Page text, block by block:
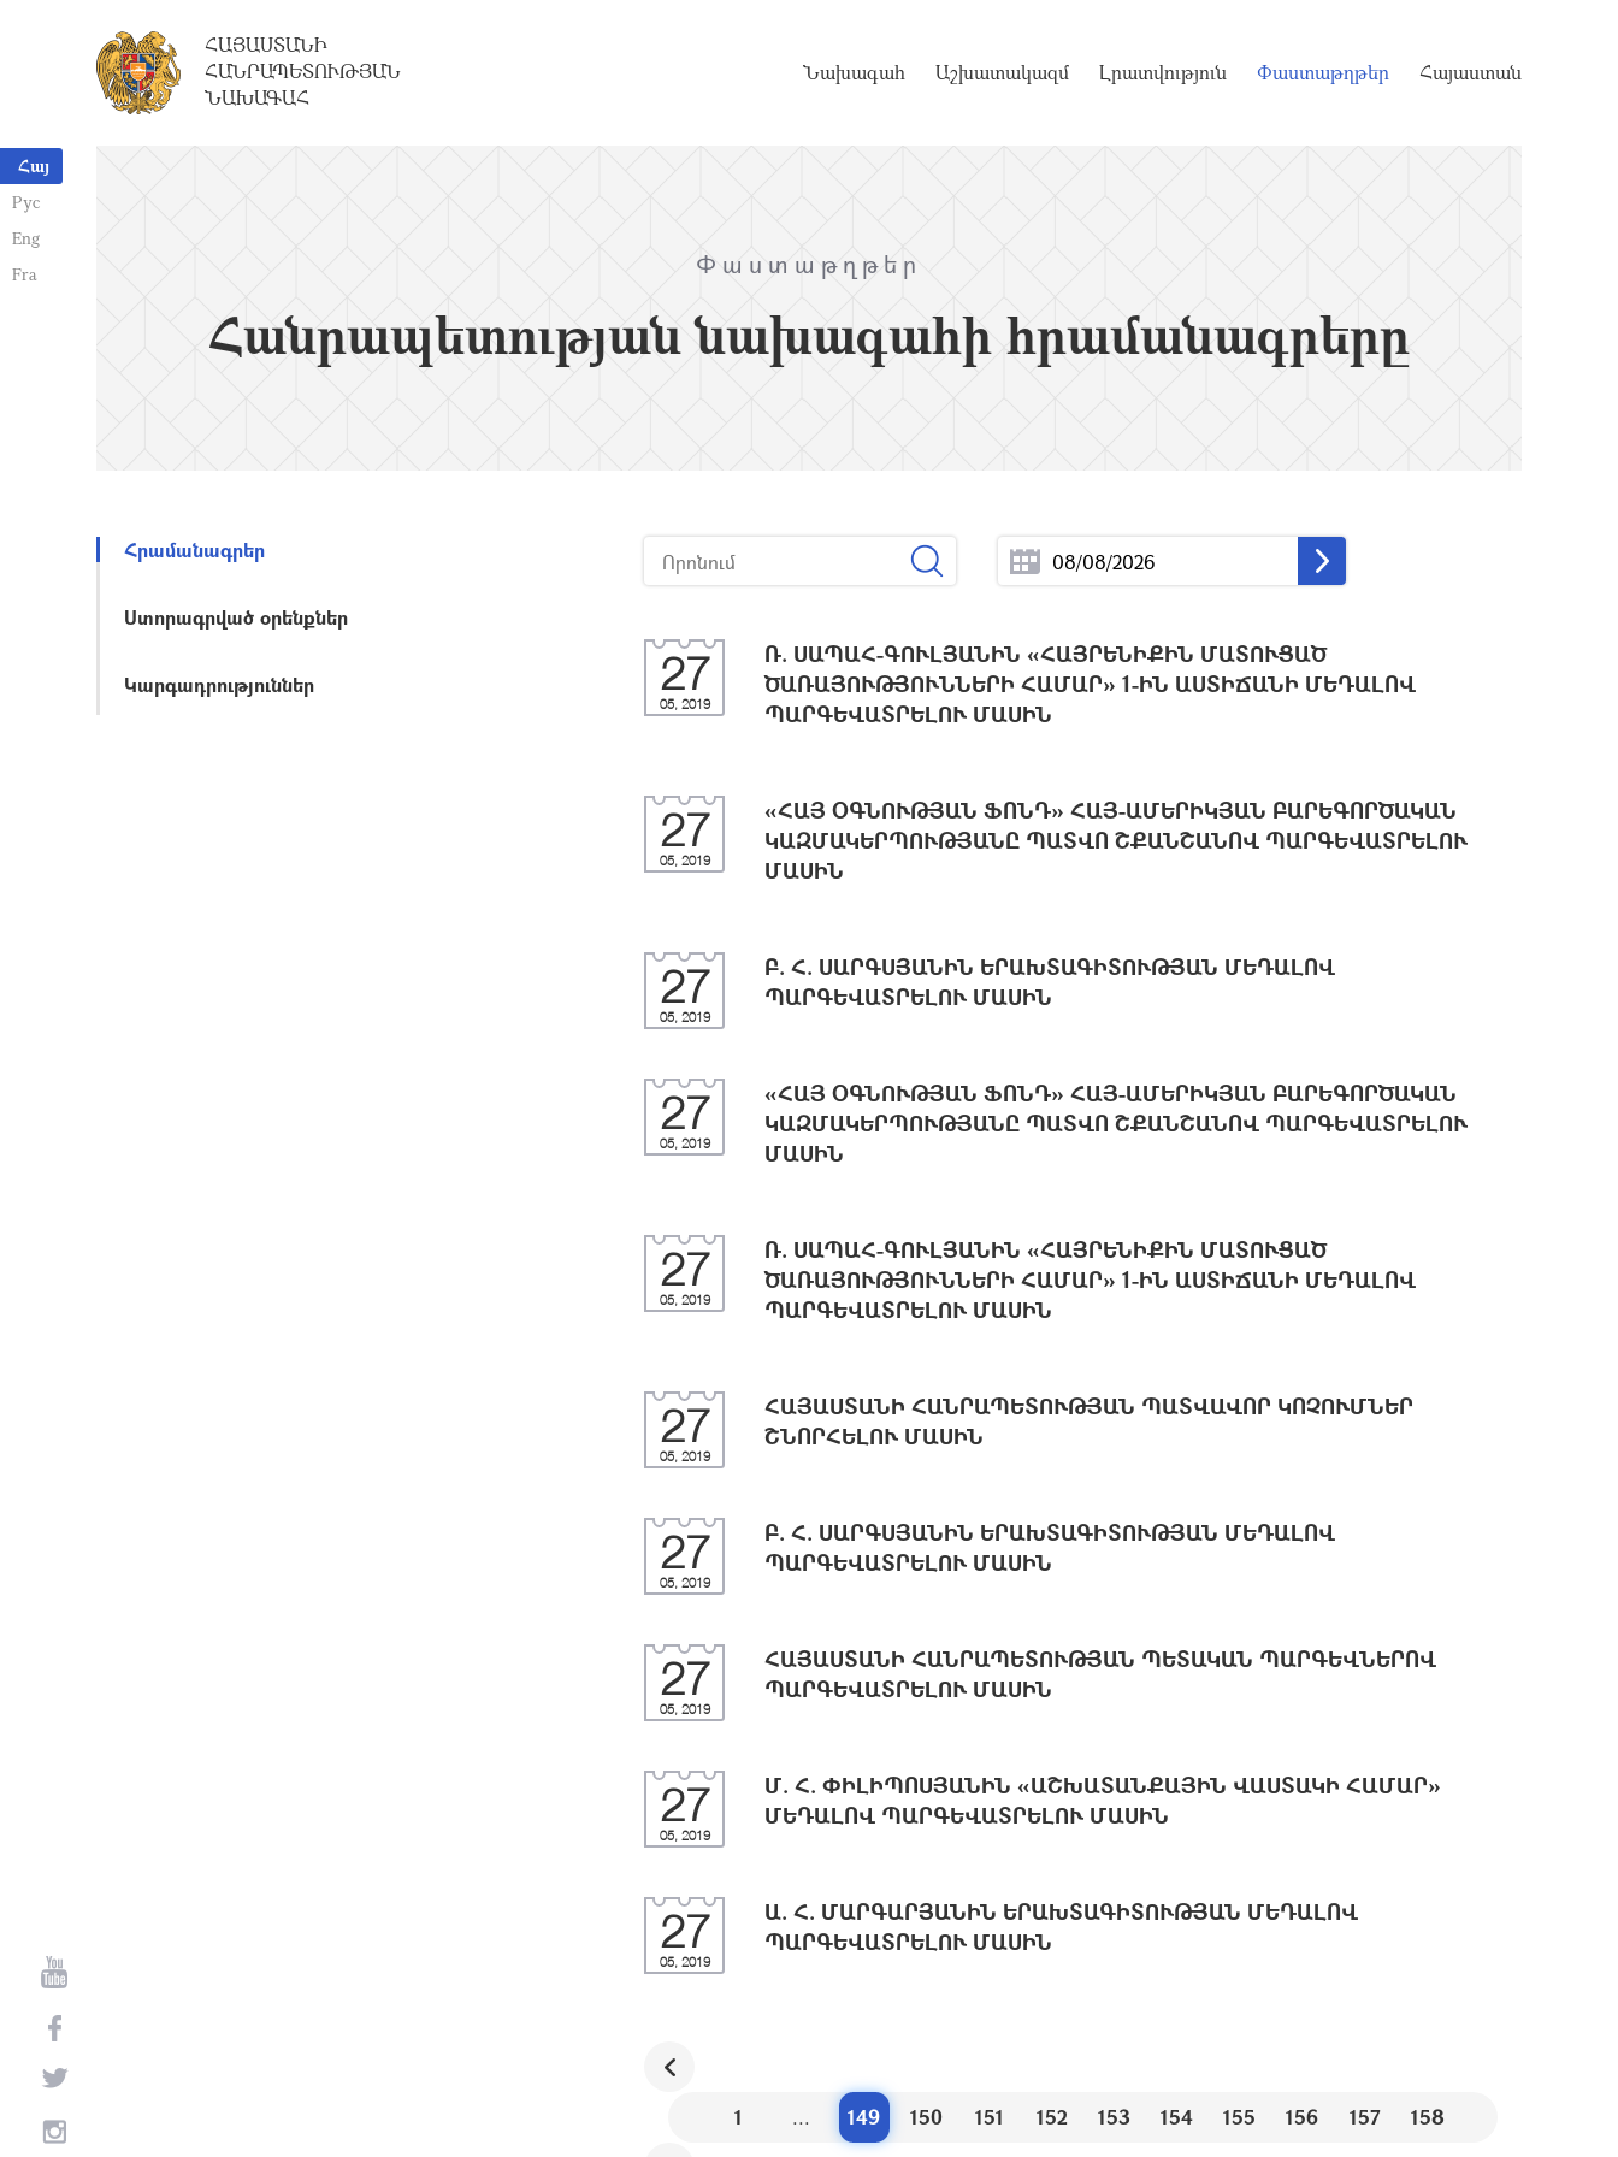
Հայ
Рус
Eng
Fra
ՀԱՅԱՍՏԱՆԻ
ՀԱՆՐԱՊԵՏՈՒԹՅԱՆ
ՆԱԽԱԳԱՀ
Նախագահ Աշխատակազմ Լրատվություն Փաստաթղթեր Հայաստան
Փաստաթղթեր
Հանրապետության նախագահի հրամանագրերը
Հրամանագրեր
Ստորագրված օրենքներ
Կարգադրություններ 27
05, 2019
Ռ. ՍԱՊԱՀ-ԳՈՒԼՅԱՆԻՆ «ՀԱՅՐԵՆԻՔԻՆ ՄԱՏՈՒՑԱԾ
ԾԱՌԱՅՈՒԹՅՈՒՆՆԵՐԻ ՀԱՄԱՐ» 1-ԻՆ ԱՍՏԻՃԱՆԻ ՄԵԴԱԼՈՎ
ՊԱՐԳԵՎԱՏՐԵԼՈՒ ՄԱՍԻՆ
27
05, 2019
«ՀԱՅ ՕԳՆՈՒԹՅԱՆ ՖՈՆԴ» ՀԱՅ-ԱՄԵՐԻԿՅԱՆ ԲԱՐԵԳՈՐԾԱԿԱՆ
ԿԱԶՄԱԿԵՐՊՈՒԹՅԱՆԸ ՊԱՏՎՈ ՇՔԱՆՇԱՆՈՎ ՊԱՐԳԵՎԱՏՐԵԼՈՒ
ՄԱՍԻՆ
27
05, 2019
Բ. Հ. ՍԱՐԳՍՅԱՆԻՆ ԵՐԱԽՏԱԳԻՏՈՒԹՅԱՆ ՄԵԴԱԼՈՎ
ՊԱՐԳԵՎԱՏՐԵԼՈՒ ՄԱՍԻՆ
27
05, 2019
«ՀԱՅ ՕԳՆՈՒԹՅԱՆ ՖՈՆԴ» ՀԱՅ-ԱՄԵՐԻԿՅԱՆ ԲԱՐԵԳՈՐԾԱԿԱՆ
ԿԱԶՄԱԿԵՐՊՈՒԹՅԱՆԸ ՊԱՏՎՈ ՇՔԱՆՇԱՆՈՎ ՊԱՐԳԵՎԱՏՐԵԼՈՒ
ՄԱՍԻՆ
27
05, 2019
Ռ. ՍԱՊԱՀ-ԳՈՒԼՅԱՆԻՆ «ՀԱՅՐԵՆԻՔԻՆ ՄԱՏՈՒՑԱԾ
ԾԱՌԱՅՈՒԹՅՈՒՆՆԵՐԻ ՀԱՄԱՐ» 1-ԻՆ ԱՍՏԻՃԱՆԻ ՄԵԴԱԼՈՎ
ՊԱՐԳԵՎԱՏՐԵԼՈՒ ՄԱՍԻՆ
27
05, 2019
ՀԱՅԱՍՏԱՆԻ ՀԱՆՐԱՊԵՏՈՒԹՅԱՆ ՊԱՏՎԱՎՈՐ ԿՈՉՈՒՄՆԵՐ
ՇՆՈՐՀԵԼՈՒ ՄԱՍԻՆ
27
05, 2019
Բ. Հ. ՍԱՐԳՍՅԱՆԻՆ ԵՐԱԽՏԱԳԻՏՈՒԹՅԱՆ ՄԵԴԱԼՈՎ
ՊԱՐԳԵՎԱՏՐԵԼՈՒ ՄԱՍԻՆ
27
05, 2019
ՀԱՅԱՍՏԱՆԻ ՀԱՆՐԱՊԵՏՈՒԹՅԱՆ ՊԵՏԱԿԱՆ ՊԱՐԳԵՎՆԵՐՈՎ
ՊԱՐԳԵՎԱՏՐԵԼՈՒ ՄԱՍԻՆ
27
05, 2019
Մ. Հ. ՓԻԼԻՊՈՍՅԱՆԻՆ «ԱՇԽԱՏԱՆՔԱՅԻՆ ՎԱՍՏԱԿԻ ՀԱՄԱՐ»
ՄԵԴԱԼՈՎ ՊԱՐԳԵՎԱՏՐԵԼՈՒ ՄԱՍԻՆ
27
05, 2019
Ա. Հ. ՄԱՐԳԱՐՅԱՆԻՆ ԵՐԱԽՏԱԳԻՏՈՒԹՅԱՆ ՄԵԴԱԼՈՎ
ՊԱՐԳԵՎԱՏՐԵԼՈՒ ՄԱՍԻՆ
1 ... 149 150 151 152 153 154 155 156 157
158